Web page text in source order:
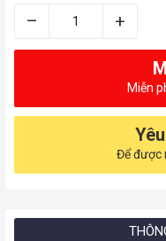
– +
Miễn
Để được